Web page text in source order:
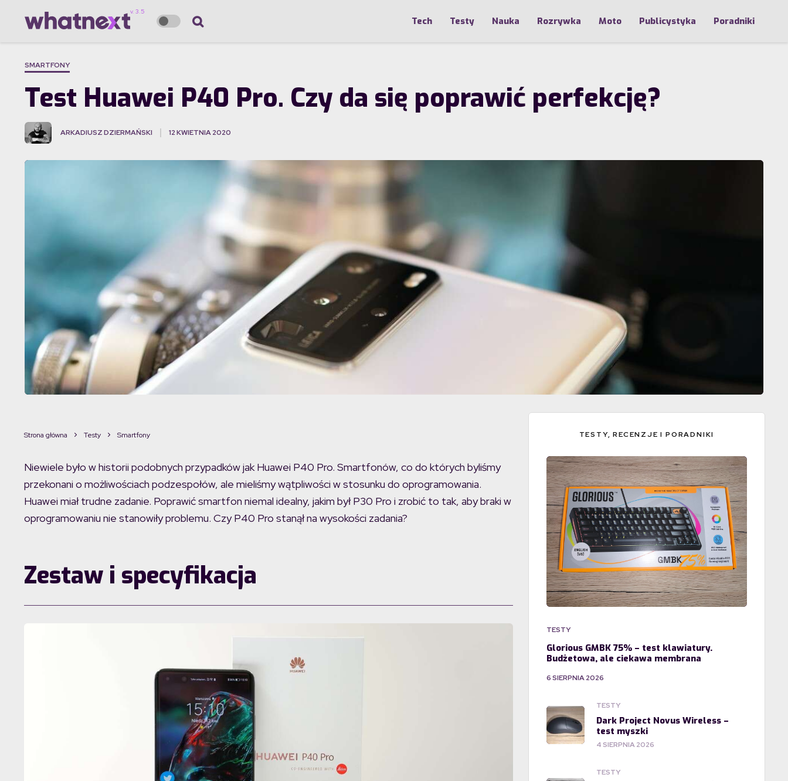
Tech Testy Nauka Rozrywka Moto Publicystyka Poradniki
SMARTFONY
Test Huawei P40 Pro. Czy da się poprawić perfekcję?
ARKADIUSZ DZIERMAŃSKI 12 KWIETNIA 2020
Strona główna Testy Smartfony
Niewiele było w historii podobnych przypadków jak Huawei P40 Pro. Smartfonów, co do których byliśmy
przekonani o możliwościach podzespołów, ale mieliśmy wątpliwości w stosunku do oprogramowania.
Huawei miał trudne zadanie. Poprawić smartfon niemal idealny, jakim był P30 Pro i zrobić to tak, aby braki w
oprogramowaniu nie stanowiły problemu. Czy P40 Pro stanął na wysokości zadania?
Zestaw i specyfikacja
TESTY, RECENZJE I PORADNIKI
TESTY
Glorious GMBK 75% – test klawiatury.
Budżetowa, ale ciekawa membrana
6 SIERPNIA 2026
TESTY
Dark Project Novus Wireless –
test myszki
4 SIERPNIA 2026
TESTY